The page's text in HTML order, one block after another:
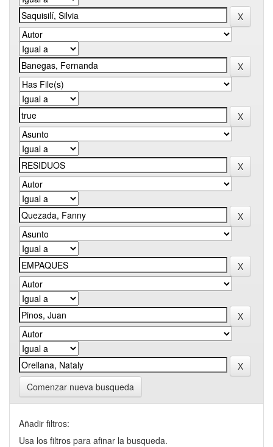
Comenzar nueva busqueda
Añadir filtros:
Usa los filtros para afinar la busqueda.